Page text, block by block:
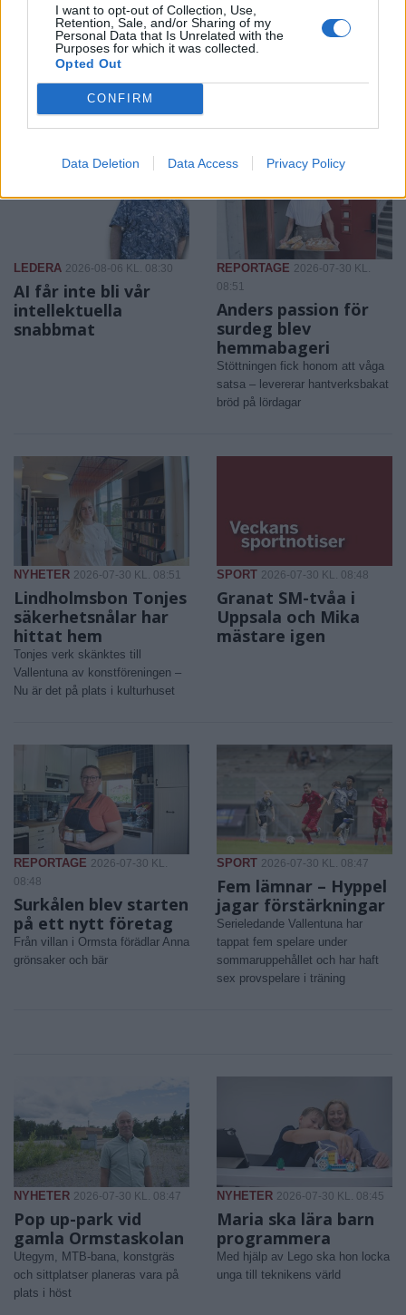
I want to opt-out of Collection, Use,
Retention, Sale, and/or Sharing of my
Personal Data that Is Unrelated with the
Purposes for which it was collected.
Opted Out
CONFIRM
Data Deletion Data Access Privacy Policy
EM-form och tre
flickor i All-Star
Team
kartnålar
LEDERA 2026-08-06 KL. 08:30
AI får inte bli vår
intellektuella
snabbmat
REPORTAGE 2026-07-30 KL.
08:51
Anders passion för
surdeg blev
hemmabageri
Stöttningen fick honom att våga
satsa – levererar hantverksbakat
bröd på lördagar
NYHETER 2026-07-30 KL. 08:51
Lindholmsbon Tonjes
säkerhetsnålar har
hittat hem
Tonjes verk skänktes till
Vallentuna av konstföreningen –
Nu är det på plats i kulturhuset
SPORT 2026-07-30 KL. 08:48
Granat SM-tvåa i
Uppsala och Mika
mästare igen
REPORTAGE 2026-07-30 KL.
08:48
Surkålen blev starten
på ett nytt företag
Från villan i Ormsta förädlar Anna
grönsaker och bär
SPORT 2026-07-30 KL. 08:47
Fem lämnar – Hyppel
jagar förstärkningar
Serieledande Vallentuna har
tappat fem spelare under
sommaruppehållet och har haft
sex provspelare i träning
NYHETER 2026-07-30 KL. 08:47
Pop up-park vid
gamla Ormstaskolan
Utegym, MTB-bana, konstgräs
och sittplatser planeras vara på
plats i höst
NYHETER 2026-07-30 KL. 08:45
Maria ska lära barn
programmera
Med hjälp av Lego ska hon locka
unga till teknikens värld